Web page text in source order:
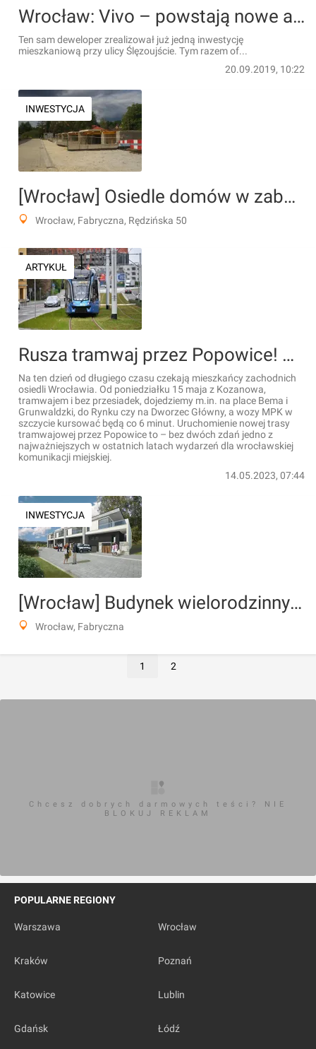
Wrocław: Vivo – powstają nowe apartamenty na Maślicach w pobliżu Odry [WIZUALIZACJE]
Ten sam deweloper zrealizował już jedną inwestycję
mieszkaniową przy ulicy Ślęzoujście. Tym razem of...
20.09.2019, 10:22
INWESTYCJA
[Wrocław] Osiedle domów w zabudowie szeregowej "Rędzińska 50"
Wrocław, Fabryczna, Rędzińska 50
ARTYKUŁ
Rusza tramwaj przez Popowice! Zobacz przedpremierowy film z trasy
Na ten dzień od długiego czasu czekają mieszkańcy zachodnich
osiedli Wrocławia. Od poniedziałku 15 maja z Kozanowa,
tramwajem i bez przesiadek, dojedziemy m.in. na place Bema i
Grunwaldzki, do Rynku czy na Dworzec Główny, a wozy MPK w
szczycie kursować będą co 6 minut. Uruchomienie nowej trasy
tramwajowej przez Popowice to – bez dwóch zdań jedno z
najważniejszych w ostatnich latach wydarzeń dla wrocławskiej
komunikacji miejskiej.
14.05.2023, 07:44
INWESTYCJA
[Wrocław] Budynek wielorodzinny "Quadra", ul. Rędzińska
Wrocław, Fabryczna
1 2
Chcesz dobrych darmowych teści? NIE
BLOKUJ REKLAM
POPULARNE REGIONY
Warszawa Wrocław
Kraków Poznań
Katowice Lublin
Gdańsk Łódź